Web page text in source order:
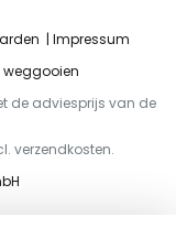
Impressum
weggooien
de adviesprijs van de
verzendkosten.